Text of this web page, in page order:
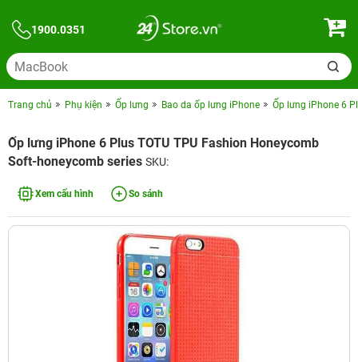
1900.0351
Trang chủ Phụ kiện Ốp lưng Bao da ốp lưng iPhone Ốp lưng iPhone 6
Ốp lưng iPhone 6 Plus TOTU TPU Fashion Honeycomb
Soft-honeycomb series SKU:
Xem cấu hình So sánh